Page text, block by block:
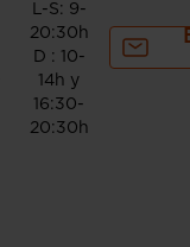
L-S: 9-
20:30h
D : 10-
14h y
16:30-
20:30h